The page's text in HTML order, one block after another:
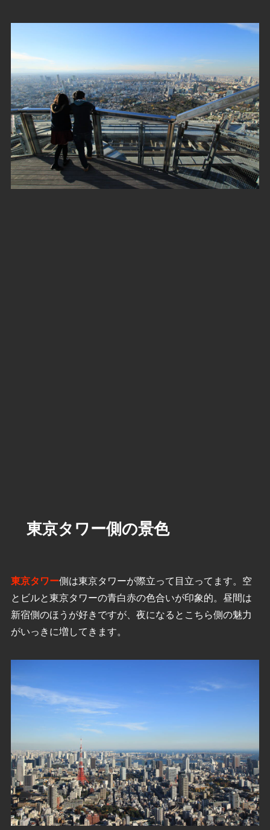
東京タワー側の景色
東京タワー側は東京タワーが際立って目立ってます。空
とビルと東京タワーの青白赤の色合いが印象的。昼間は
新宿側のほうが好きですが、夜になるとこちら側の魅力
がいっきに増してきます。